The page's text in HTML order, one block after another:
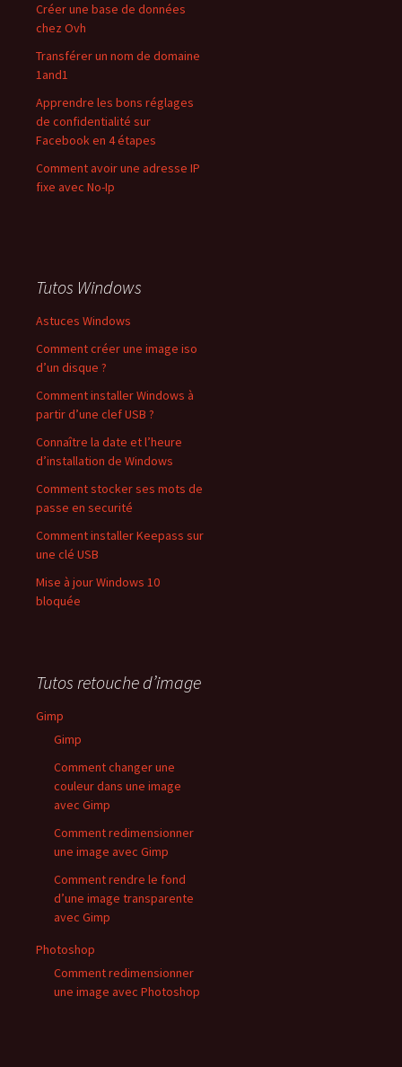
Créer une base de données
chez Ovh
Transférer un nom de domaine
1and1
Apprendre les bons réglages
de confidentialité sur
Facebook en 4 étapes
Comment avoir une adresse IP
fixe avec No-Ip
Tutos Windows
Astuces Windows
Comment créer une image iso
d’un disque ?
Comment installer Windows à
partir d’une clef USB ?
Connaître la date et l’heure
d’installation de Windows
Comment stocker ses mots de
passe en securité
Comment installer Keepass sur
une clé USB
Mise à jour Windows 10
bloquée
Tutos retouche d’image
Gimp
Gimp
Comment changer une
couleur dans une image
avec Gimp
Comment redimensionner
une image avec Gimp
Comment rendre le fond
d’une image transparente
avec Gimp
Photoshop
Comment redimensionner
une image avec Photoshop